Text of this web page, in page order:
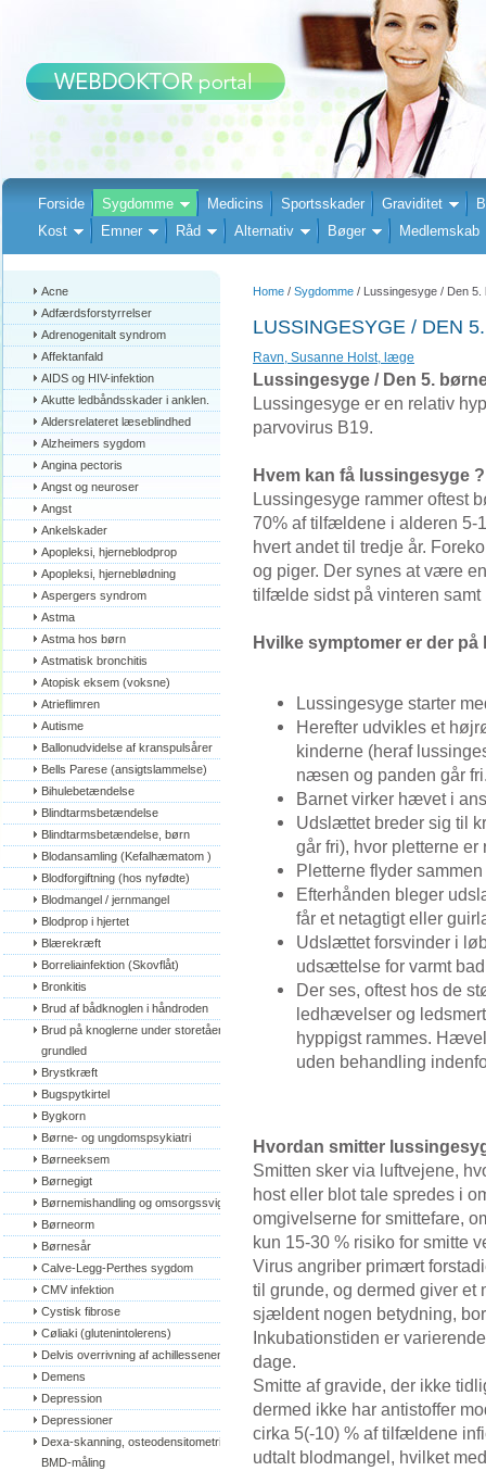
Forside Sygdomme Medicins Sportsskader Graviditet
Kost
Emner Råd Alternativ Bøger Medlemskab
Acne
Adfærdsforstyrrelser
Adrenogenitalt syndrom
Affektanfald
AIDS og HIV-infektion
Akutte ledbåndsskader i anklen.
Aldersrelateret læseblindhed
Alzheimers sygdom
Angina pectoris
Angst og neuroser
Angst
Ankelskader
Apopleksi, hjerneblodprop
Apopleksi, hjerneblødning
Aspergers syndrom
Astma
Astma hos børn
Astmatisk bronchitis
Atopisk eksem (voksne)
Atrieflimren
Autisme
Ballonudvidelse af kranspulsårer
Bells Parese (ansigtslammelse)
Bihulebetændelse
Blindtarmsbetændelse
Blindtarmsbetændelse, børn
Blodansamling (Kefalhæmatom )
Blodforgiftning (hos nyfødte)
Blodmangel / jernmangel
Blodprop i hjertet
Blærekræft
Borreliainfektion (Skovflåt)
Bronkitis
Brud af bådknoglen i håndroden
Brud på knoglerne under storetåens
grundled
Brystkræft
Bugspytkirtel
Bygkorn
Børne- og ungdomspsykiatri
Børneeksem
Børnegigt
Børnemishandling og omsorgssvigt
Børneorm
Børnesår
Calve-Legg-Perthes sygdom
CMV infektion
Cystisk fibrose
Cøliaki (glutenintolerens)
Delvis overrivning af achillessenen
Demens
Depression
Depressioner
Dexa-skanning, osteodensitometri,
BMD-måling
Home / Sygdomme / Lussingesyge / Den 5.
LUSSINGESYGE / DEN
Ravn, Susanne Holst, læge
Lussingesyge / Den 5.
Lussingesyge er en relativ
parvovirus B19.
Hvem kan få lussingesyge ?
Lussingesyge rammer oftest
70% af tilfældene i alderen 5-
hvert andet til tredje år.
og piger. Der synes at være
tilfælde sidst på vinteren samt
Hvilke symptomer er der
Lussingesyge starter
Herefter udvikles et
kinderne (heraf
næsen og panden går
Barnet virker hævet i
Udslættet breder sig til
går fri), hvor pletterne
Pletterne flyder
Efterhånden bleger
får et netagtigt eller
Udslættet forsvinder i
udsættelse for varmt
Der ses, oftest hos de
ledhævelser og
hyppigst rammes.
uden behandling
Hvordan smitter
Smitten sker via luftvejene,
host eller blot tale spredes i
omgivelserne for smittefare,
kun 15-30 % risiko for smitte
Virus angriber primært
til grunde, og dermed giver et
sjældent nogen betydning,
Inkubationstiden er
dage.
Smitte af gravide, der ikke
dermed ikke har antistoffer
cirka 5(-10) % af tilfældene
udtalt blodmangel, hvilket